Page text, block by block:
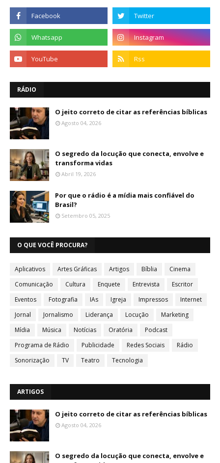
RÁDIO
O jeito correto de citar as referências bíblicas
Agosto 04, 2026
O segredo da locução que conecta, envolve e
transforma vidas
Abril 19, 2026
Por que o rádio é a mídia mais confiável do
Brasil?
Setembro 05, 2025
O QUE VOCÊ PROCURA?
Aplicativos Artes Gráficas Artigos Bíblia
Cinema
Comunicação
Cultura Enquete Entrevista
Escritor
Eventos
Fotografia IAs Igreja Impressos
Internet
Jornal
Jornalismo Liderança Locução
Marketing
Mídia
Música Notícias Oratória
Podcast
Programa de Rádio
Publicidade Redes Sociais
Rádio
Sonorização
TV Teatro Tecnologia
ARTIGOS
O jeito correto de citar as referências bíblicas
Agosto 04, 2026
O segredo da locução que conecta, envolve e